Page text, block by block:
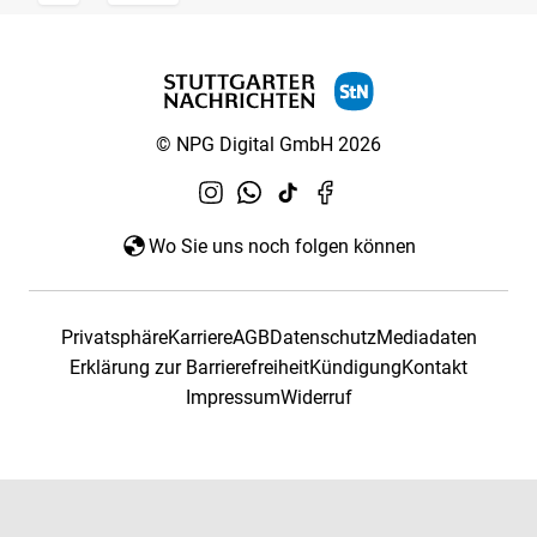
© NPG Digital GmbH 2026
Wo Sie uns noch folgen können
PrivatsphäreKarriereAGBDatenschutzMediadaten
Erklärung zur BarrierefreiheitKündigungKontakt
ImpressumWiderruf